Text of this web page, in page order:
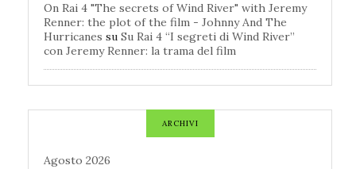
On Rai 4 "The secrets of Wind River" with Jeremy
Renner: the plot of the film - Johnny And The
Hurricanes su Su Rai 4 “I segreti di Wind River”
con Jeremy Renner: la trama del film
ARCHIVI
Agosto 2026